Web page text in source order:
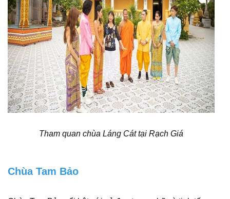
Tham quan chùa Láng Cát tại Rạch Giá
Chùa Tam Bảo